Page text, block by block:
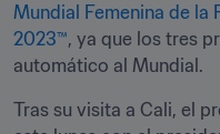
Mundial Femenina de la
2023™, ya que los tres
automático al Mundial.
Tras su visita a Cali, el